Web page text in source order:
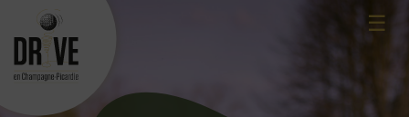
content
☰